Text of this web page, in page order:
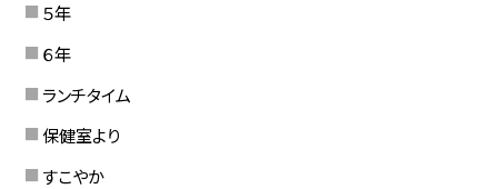
５年
６年
ランチタイム
保健室より
すこやか